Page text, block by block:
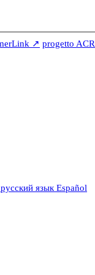
↗ progetto
русский язык Español